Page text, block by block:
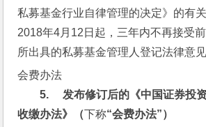
私募基金行业自律管理的决定》的有
2018年4月12日起，三年内不再接受
所出具的私募基金管理人登记法律意见
会费办法
5. 发布修订后的《中国证券投
收缴办法》（下称“会费办法”）